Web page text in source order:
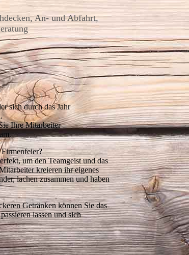
An- und Abfahrt,
sich durch das Jahr
Ihre Mitarbeiter
um den Teamgeist und das
kreieren ihr eigenes
lachen zusammen und haben
Getränken können Sie das
lassen und sich